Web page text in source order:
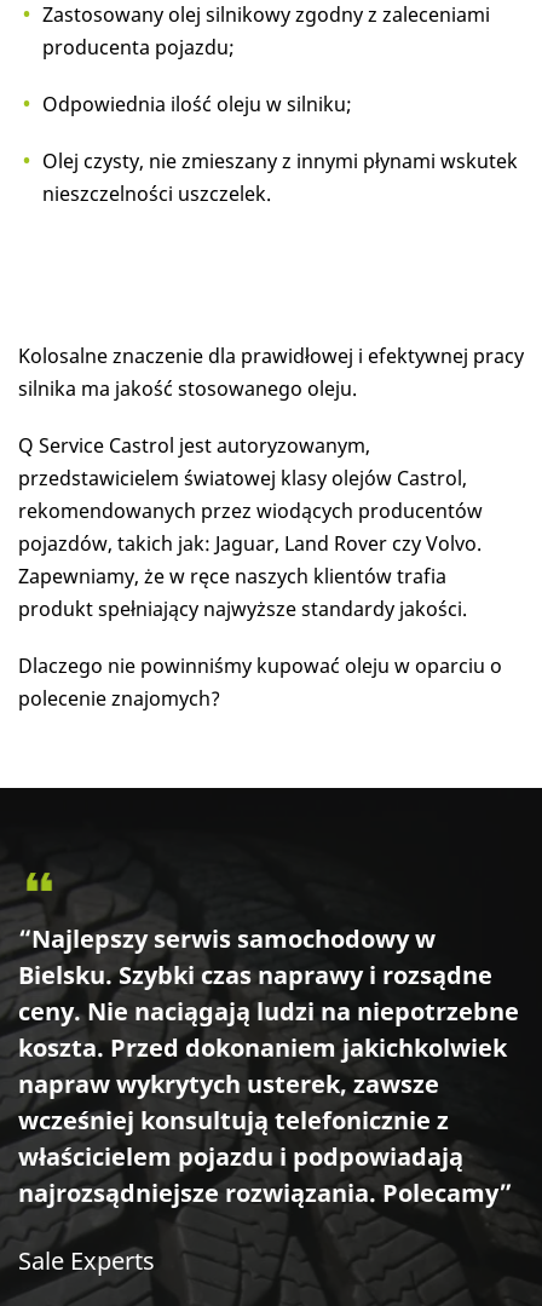
Zastosowany olej silnikowy zgodny z zaleceniami
producenta pojazdu;
Odpowiednia ilość oleju w silniku;
Olej czysty, nie zmieszany z innymi płynami wskutek
nieszczelności uszczelek.
Kolosalne znaczenie dla prawidłowej i efektywnej pracy
silnika ma jakość stosowanego oleju.
Q Service Castrol jest autoryzowanym,
przedstawicielem światowej klasy olejów Castrol,
rekomendowanych przez wiodących producentów
pojazdów, takich jak: Jaguar, Land Rover czy Volvo.
Zapewniamy, że w ręce naszych klientów trafia
produkt spełniający najwyższe standardy jakości.
Dlaczego nie powinniśmy kupować oleju w oparciu o
polecenie znajomych?
“Najlepszy serwis samochodowy w
Bielsku. Szybki czas naprawy i rozsądne
ceny. Nie naciągają ludzi na niepotrzebne
koszta. Przed dokonaniem jakichkolwiek
napraw wykrytych usterek, zawsze
wcześniej konsultują telefonicznie z
właścicielem pojazdu i podpowiadają
najrozsądniejsze rozwiązania. Polecamy”
Sale Experts